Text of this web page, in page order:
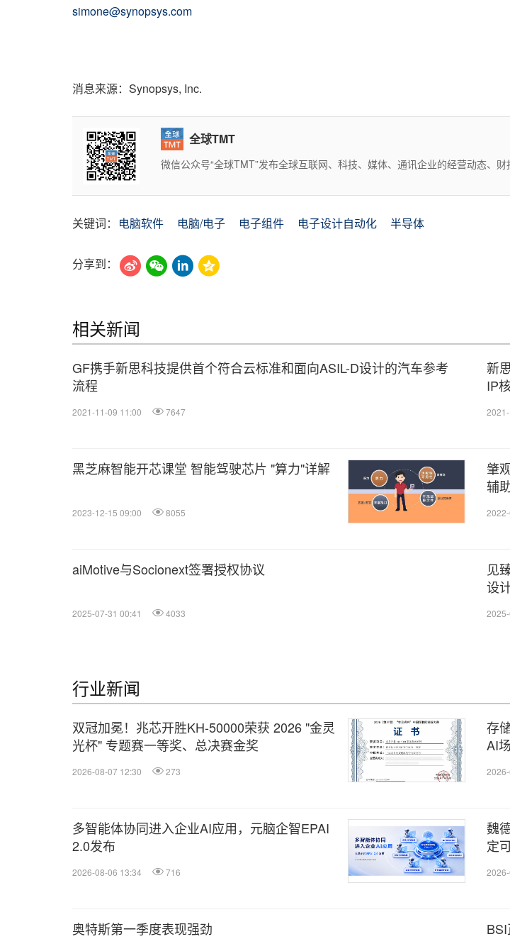
simone@synopsys.com
消息来源：Synopsys, Inc.
全球TMT
微信公众号“全球TMT”发布全球互联网、科技、媒体、通讯企业的经营动态、
关键词： 电脑软件 电脑/电子 电子组件 电子设计自动化 半导体
分享到：
相关新闻
GF携手新思科技提供首个符合云标准和面向ASIL-D设计的汽车参考
流程
2021-11-09 11:00 7647
新
IP
黑芝麻智能开芯课堂 智能驾驶芯片 "算力"详解
2023-12-15 09:00 8055
肇
辅
aiMotive与Socionext签署授权协议
2025-07-31 00:41 4033
见
设
行业新闻
双冠加冕！兆芯开胜KH‑50000荣获 2026 "金灵
光杯" 专题赛一等奖、总决赛金奖
2026-08-07 12:30 273
存
AI
多智能体协同进入企业AI应用，元脑企智EPAI
2.0发布
2026-08-06 13:34 716
魏
定
奥特斯第一季度表现强劲